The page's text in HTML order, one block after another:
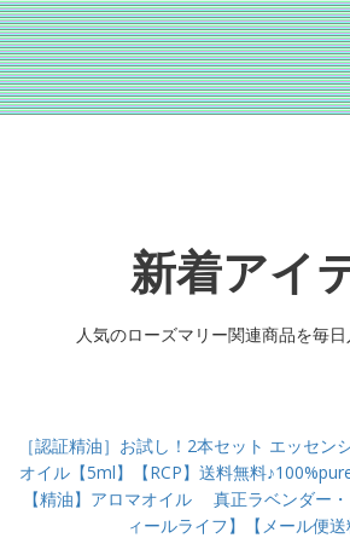
新着アイ
人気のローズマリー関連商品を毎
［認証精油］お試し！2本セット エッセン
オイル【5ml】【RCP】送料無料
【精油】アロマオイル 真正ラベンダー
ィールライフ】【メール便送